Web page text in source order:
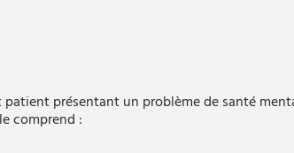
patient présentant un problème de santé
comprend :